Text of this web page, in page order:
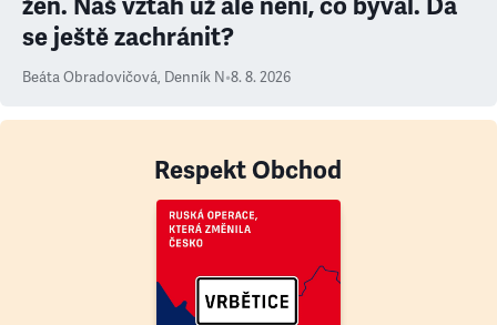
žen. Náš vztah už ale není, co býval. Dá
se ještě zachránit?
Beáta Obradovičová, Denník N•8. 8. 2026
Respekt Obchod